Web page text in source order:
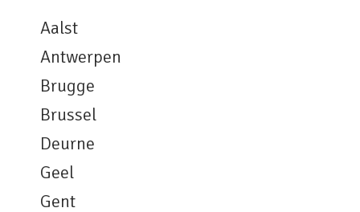
Aalst
Antwerpen
Brugge
Brussel
Deurne
Geel
Gent